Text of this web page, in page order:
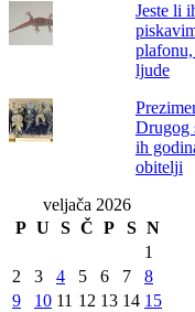
Jeste li
ljude
Drugog
ih
obitelji
veljača 2026
P U S Č P S N
1
2
3 4 5 6 7
8
9
10 11 12 13 14 15